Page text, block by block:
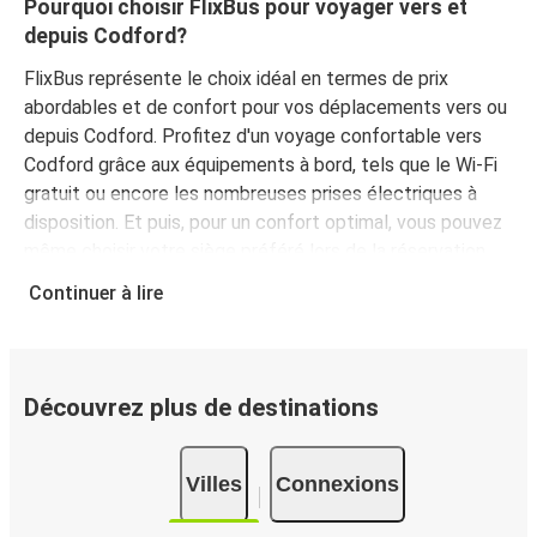
Pourquoi choisir FlixBus pour voyager vers et
depuis Codford?
FlixBus représente le choix idéal en termes de prix
abordables et de confort pour vos déplacements vers ou
depuis Codford. Profitez d'un voyage confortable vers
Codford grâce aux équipements à bord, tels que le Wi-Fi
gratuit ou encore les nombreuses prises électriques à
disposition. Et puis, pour un confort optimal, vous pouvez
Quant aux bagages, voyagez l'esprit tranquille, votre billet
trajet vers ou depuis Codford?
Réserver votre billet FlixBus est un jeu d'enfant. Vous
pouvez effectuer votre réservation en quelques minutes,
sur ce site Web ou via l'application gratuite de FlixBus.
Continuer à lire
Découvrez plus de destinations
Villes Connexions